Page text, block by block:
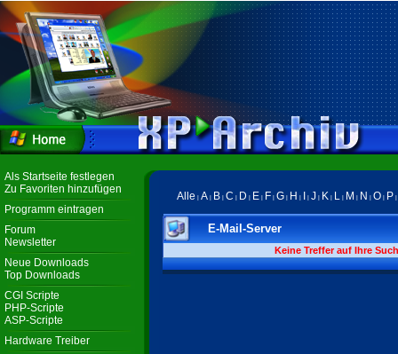
Als Startseite festlegen
Zu Favoriten hinzufügen
Programm eintragen
Forum
Newsletter
Neue Downloads
Top Downloads
CGI Scripte
PHP-Scripte
ASP-Scripte
Hardware Treiber
Alle A B C D E F G H J K L M N O P
E-Mail-Server
Keine Treffer auf Ihre